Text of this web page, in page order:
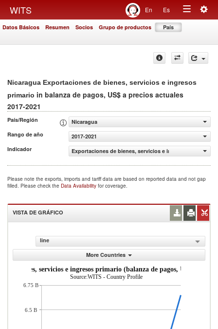
WITS En Es
Toggle
Datos Básicos Resumen Socios Grupo de productos País
Nicaragua Exportaciones de bienes, servicios e ingresos
primario in balanza de pagos, US$ a precios actuales
2017-2021
País/Región
Nicaragua
Rango de año
2017-2021
Indicador
Exportaciones de bienes, servicios e ingresos primario
Please note the exports, imports and tariff data are based on reported data and not gap
filled. Please check the Data Availability for coverage.
VISTA DE GRÁFICO
line
More Countries
de bienes, servicios e ingresos primario (balanza de pagos, US$ a
Source:WITS - Country Profile
6.75 B
6.5 B